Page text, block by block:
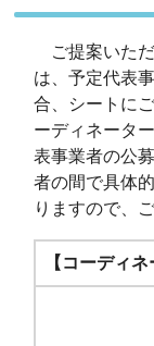
ご提案いた
は、予定代表
合、シートに
ーディネータ
表事業者の公
者の間で具体
りますので、
【コーディ